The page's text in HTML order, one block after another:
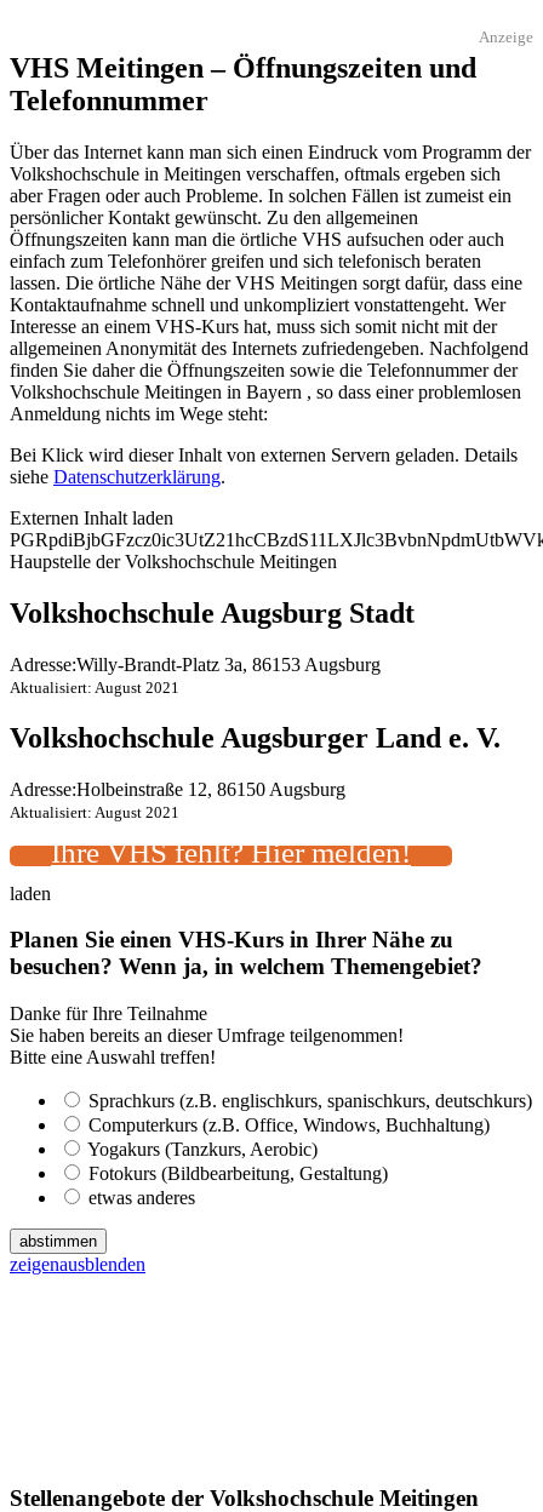
Anzeige
VHS Meitingen – Öffnungszeiten und
Telefonnummer
Über das Internet kann man sich einen Eindruck vom Programm der
Volkshochschule in Meitingen verschaffen, oftmals ergeben sich
aber Fragen oder auch Probleme. In solchen Fällen ist zumeist ein
persönlicher Kontakt gewünscht. Zu den allgemeinen
Öffnungszeiten kann man die örtliche VHS aufsuchen oder auch
einfach zum Telefonhörer greifen und sich telefonisch beraten
lassen. Die örtliche Nähe der VHS Meitingen sorgt dafür, dass eine
Kontaktaufnahme schnell und unkompliziert vonstattengeht. Wer
Interesse an einem VHS-Kurs hat, muss sich somit nicht mit der
allgemeinen Anonymität des Internets zufriedengeben. Nachfolgend
finden Sie daher die Öffnungszeiten sowie die Telefonnummer der
Volkshochschule Meitingen in Bayern , so dass einer problemlosen
Anmeldung nichts im Wege steht:
Bei Klick wird dieser Inhalt von externen Servern geladen. Details
siehe Datenschutzerklärung.
Externen Inhalt laden
Haupstelle der Volkshochschule Meitingen
Volkshochschule Augsburg Stadt
Adresse:Willy-Brandt-Platz 3a, 86153 Augsburg
Aktualisiert: August 2021
Volkshochschule Augsburger Land e. V.
Adresse:Holbeinstraße 12, 86150 Augsburg
Aktualisiert: August 2021
Ihre VHS fehlt? Hier melden!
laden
Planen Sie einen VHS-Kurs in Ihrer Nähe zu
besuchen? Wenn ja, in welchem Themengebiet?
Danke für Ihre Teilnahme
Sie haben bereits an dieser Umfrage teilgenommen!
Bitte eine Auswahl treffen!
Sprachkurs (z.B. englischkurs, spanischkurs, deutschkurs)
Computerkurs (z.B. Office, Windows, Buchhaltung)
Yogakurs (Tanzkurs, Aerobic)
Fotokurs (Bildbearbeitung, Gestaltung)
etwas anderes
abstimmen
zeigenausblenden
Stellenangebote der Volkshochschule Meitingen